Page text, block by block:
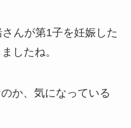
んが第1子を妊娠した
したね。
か、気になっている